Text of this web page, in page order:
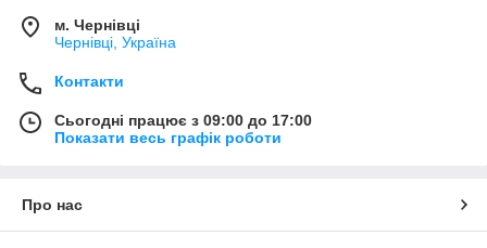
м. Чернівці
Чернівці, Україна
Контакти
Сьогодні працює з 09:00 до 17:00
Показати весь графік роботи
Про нас